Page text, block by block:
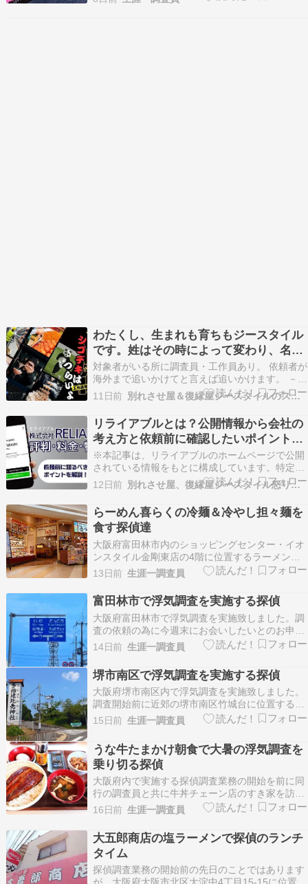
ル」弁当です。同行の調査員は「牛焼肉スペシャ
わたくし、生まれも育ちもジースタイル
です。姓はその時によって変わり、名も
変わる、人呼んでジースタイルシゴデキ
工作員。
対象者がいる所に調査員・工作員あり。 依頼者が
海外まで追いかけてと言えば追いかけます。 －対
象者の職場に潜入して！ この指示は工作員にとっ
ての醍醐味です。 まったく知らない業界を体験で
きるチャンスです。 そして、ワタシは仕事がデキ
る。 いわゆる”シゴデキ”だ。 今回、潜入したア
ル…
11日前 別れさせ屋＆復縁屋ジースタイルのスタッフブログ
リライアブルとは？公開情報から会社の
考え方と依頼前に確認したいポイントを
解説
※本記事は、リライアブルのホームページで公開
されている情報をもとに構成しています。特定の
会社を評価・批判することを目的とした記事では
ありません。公開されている情報から、依頼前に
確認しておきたいポイントや判断基準を整理して
います。 別れさせ屋リライアブルについて調べて
いると、 実…
12日前 別れさせ屋、復縁屋ジースタイル怒り心頭ブログ
らーめん喜らくの冷麺＆冷やし担々麺を
食す探偵達
大阪府富田林市内のショッピングセンター・イオ
ンスタイル金剛東店の4階に位置するラーメン屋
さん「大阪の味 らーめん 喜らく」を訪れまし
た。私は「冷麺」の絶品炒飯（温玉炒飯）セット
をいただきました。同行の調査員は「冷やし担々
麺」の絶品炒飯セットをいただいておりました。
ピリ辛は喉にく…
13日前 生涯一調査員
富田林市で浮気調査を実施する探偵
大阪府富田林市で浮気調査を実施致しました。調
査の依頼の為に今週末にお会いしたいとのお申し
出がございました相談者の方とお会いするために
予定を空けていたのですが…中止となりまして、
本日は私の予定が空いておりました。その後、以
前より何度かご依頼をいただいている他のご依頼
主様より『急な…
14日前 生涯一調査員
堺市南区で浮気調査を実施する探偵
大阪府堺市南区内で浮気調査を実施致しました。
調査開始前に近郊の堺市南区竹城台に位置するス
ーパーマーケット「コノミヤ 竹城台店」を訪れま
した。調査現場に同行の調査員と共に張り込み中
の車内でいただくお弁当として「平成のから揚げ
弁当」を購入しました。ペットボトル飲料の「す
ばらしいお茶…
15日前 生涯一調査員
うな牛たまかけ朝食で大暑の浮気調査を
乗り切る探偵
大阪府内で実施する探偵調査業務の開始を前に同
行の調査員と共に牛丼チェーン店のすき家を訪れ
ました。 二十四節気は「大暑（たいしょ）」とな
り、一年でもっとも暑さが厳しく感じられる頃で
あります。 この暑さを乗り切る為に、私も調査員
も「牛たまかけ朝食」のごはん大盛りに「鰻」を
プラスして…
16日前 生涯一調査員
大五郎商店の塩ラーメンで探偵のランチ
タイム
探偵調査業務の開始前の先日のことではあります